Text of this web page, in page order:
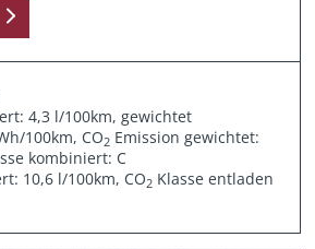
4,3 l/100km, gewichtet
100km, CO2 Emission gewichtet:
kombiniert: C
10,6 l/100km, CO2 Klasse entladen